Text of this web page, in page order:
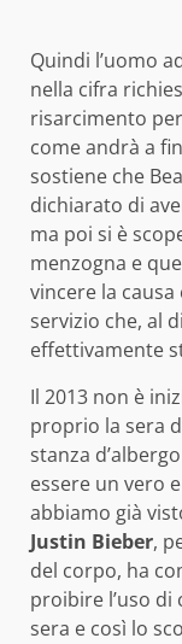
Quindi l’uomo
nella cifra
risarcimento
come andrà a
sostiene che
dichiarato di
ma poi si è
menzogna e
vincere la
servizio che, al
effettivamente
Il 2013 non è
proprio la sera
stanza
essere un vero
abbiamo già
Justin Bieber,
del corpo, ha
proibire l’uso
sera e così lo